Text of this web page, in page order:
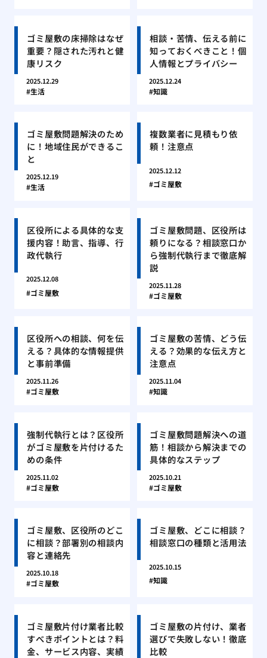
ゴミ屋敷の床掃除はなぜ
重要？隠された汚れと健
康リスク
2025.12.29
生活
相談・苦情、伝える前に
知っておくべきこと！個
人情報とプライバシー
2025.12.24
知識
ゴミ屋敷問題解決のため
に！地域住民ができるこ
と
2025.12.19
生活
複数業者に見積もり依
頼！注意点
2025.12.12
ゴミ屋敷
区役所による具体的な支
援内容！助言、指導、行
政代執行
2025.12.08
ゴミ屋敷
ゴミ屋敷問題、区役所は
頼りになる？相談窓口か
ら強制代執行まで徹底解
説
2025.11.28
ゴミ屋敷
区役所への相談、何を伝
える？具体的な情報提供
と事前準備
2025.11.26
ゴミ屋敷
ゴミ屋敷の苦情、どう伝
える？効果的な伝え方と
注意点
2025.11.04
知識
強制代執行とは？区役所
がゴミ屋敷を片付けるた
めの条件
2025.11.02
ゴミ屋敷
ゴミ屋敷問題解決への道
筋！相談から解決までの
具体的なステップ
2025.10.21
ゴミ屋敷
ゴミ屋敷、区役所のどこ
に相談？部署別の相談内
容と連絡先
2025.10.18
ゴミ屋敷
ゴミ屋敷、どこに相談？
相談窓口の種類と活用法
2025.10.15
知識
ゴミ屋敷片付け業者比較
すべきポイントとは？料
金、サービス内容、実績
ゴミ屋敷の片付け、業者
選びで失敗しない！徹底
比較